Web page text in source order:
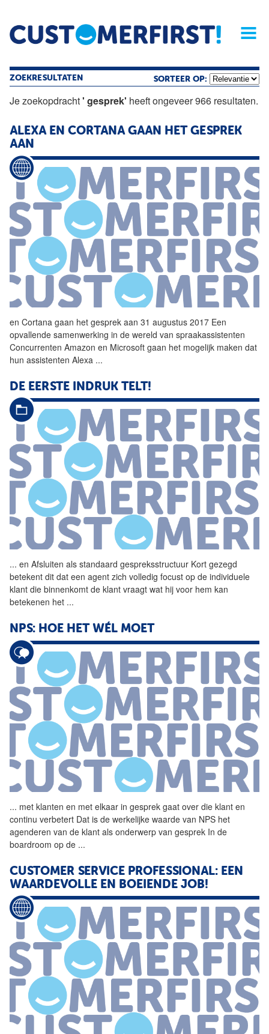
Home Opinie Archief
Magazine
ZOEKRESULTATEN SORTEER OP:
Je zoekopdracht' gesprek' heeft ongeveer 966 resultaten.
ALEXA EN CORTANA GAAN HET GESPREK
AAN
en Cortana gaan het gesprek aan 31 augustus 2017 Een
opvallende samenwerking in de wereld van spraakassistenten
Concurrenten Amazon en Microsoft gaan het mogelijk maken dat
hun assistenten Alexa ...
DE EERSTE INDRUK TELT!
... en Afsluiten als standaard gespreksstructuur Kort gezegd
betekent dit dat een agent zich volledig focust op de individuele
klant die binnenkomt de klant vraagt wat hij voor hem kan
betekenen het ...
NPS: HOE HET WÉL MOET
... met klanten en met elkaar in gesprek gaat over die klant en
continu verbetert Dat is de werkelijke waarde van NPS het
agenderen van de klant als onderwerp van gesprek In de
boardroom op de ...
CUSTOMER SERVICE PROFESSIONAL: EEN
WAARDEVOLLE EN BOEIENDE JOB!